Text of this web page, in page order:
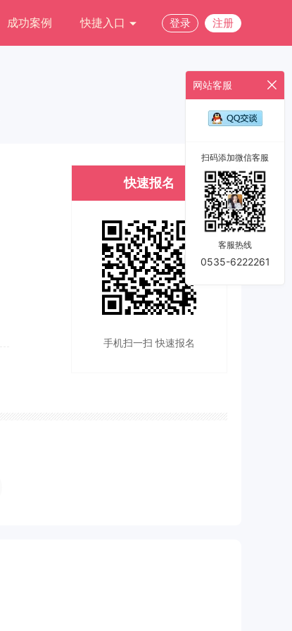
成功案例 快捷入口 登录 注册
快速报名
手机扫一扫 快速报名
网站客服
扫码添加微信客服
客服热线
0535-6222261